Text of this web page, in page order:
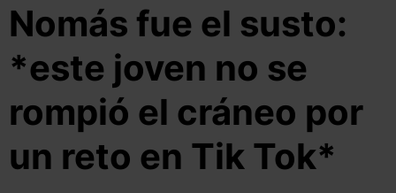
Nomás fue el susto:
*este joven no se
rompió el cráneo por
un reto en Tik Tok*